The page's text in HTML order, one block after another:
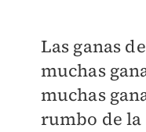
Las ganas
muchas
muchas
rumbo de